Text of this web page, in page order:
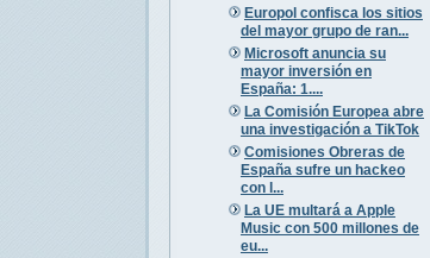
Europol confisca los sitios
del mayor grupo de ran...
Microsoft anuncia su
mayor inversión en
España: 1....
La Comisión Europea abre
una investigación a TikTok
Comisiones Obreras de
España sufre un hackeo
con l...
La UE multará a Apple
Music con 500 millones de
eu...